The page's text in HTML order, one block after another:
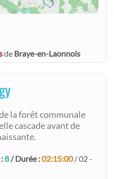
de Braye-en-Laonnois
la forêt communale
cascade avant de
8/ Durée :02:15:00/ 02 -